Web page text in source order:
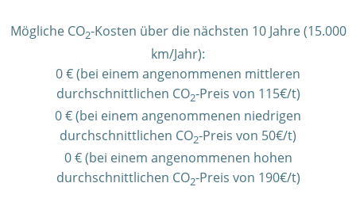
Mögliche CO2-Kosten über die nächsten 10 Jahre (15.000
km/Jahr):
0 € (bei einem angenommenen mittleren
durchschnittlichen CO2-Preis von 115€/t)
0 € (bei einem angenommenen niedrigen
durchschnittlichen CO2-Preis von 50€/t)
0 € (bei einem angenommenen hohen
durchschnittlichen CO2-Preis von 190€/t)